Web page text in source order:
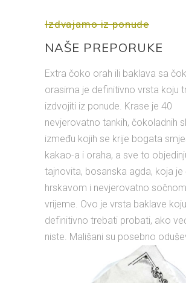
Izdvajamo iz ponude
NAŠE PREPORUKE
Extra čoko orah ili baklava sa
orasima je definitivno vrsta koju
izdvojiti iz ponude. Krase je 40
nevjerovatno tankih, čokoladnih
između kojih se krije bogata
kakao-a i oraha, a sve to
tajnovita, bosanska agda, koja je
hrskavom i nevjerovatno
vrijeme. Ovo je vrsta baklave koju
definitivno trebati probati, ako
niste. Mališani su posebno